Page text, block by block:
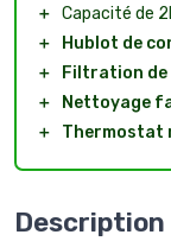
＋ Capacité de
＋
Hublot de
＋
Filtration de
＋
Nettoyage
＋
Thermostat